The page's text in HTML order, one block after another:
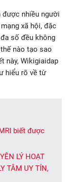
được nhiều người
xã hội, đặc
số đều không
nào tạo sao
này, Wikigiaidap
hiểu rõ về từ
biết được
LÝ HOẠT
TÂM UY TÍN,